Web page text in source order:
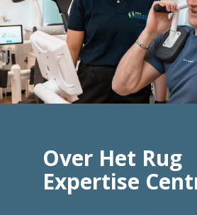
Over Het Rug
Expertise